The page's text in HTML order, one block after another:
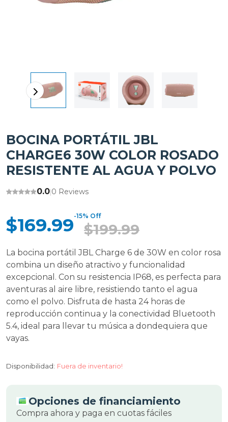
BOCINA PORTÁTIL JBL
CHARGE6 30W COLOR ROSADO
RESISTENTE AL AGUA Y POLVO
0.0|0 Reviews
$169.99-15% Off
$199.99
La bocina portátil JBL Charge 6 de 30W en color rosa
combina un diseño atractivo y funcionalidad
excepcional. Con su resistencia IP68, es perfecta para
aventuras al aire libre, resistiendo tanto el agua
como el polvo. Disfruta de hasta 24 horas de
reproducción continua y la conectividad Bluetooth
5.4, ideal para llevar tu música a dondequiera que
vayas.
Disponibilidad: Fuera de inventario!
Opciones de financiamiento
Compra ahora y paga en cuotas fáciles